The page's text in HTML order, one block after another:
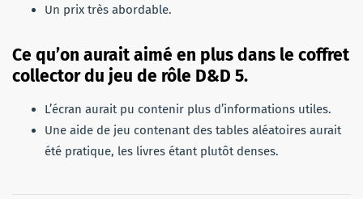
Un prix très abordable.
Ce qu’on aurait aimé en plus dans le coffret
collector du jeu de rôle D&D 5.
L’écran aurait pu contenir plus d’informations utiles.
Une aide de jeu contenant des tables aléatoires aurait
été pratique, les livres étant plutôt denses.